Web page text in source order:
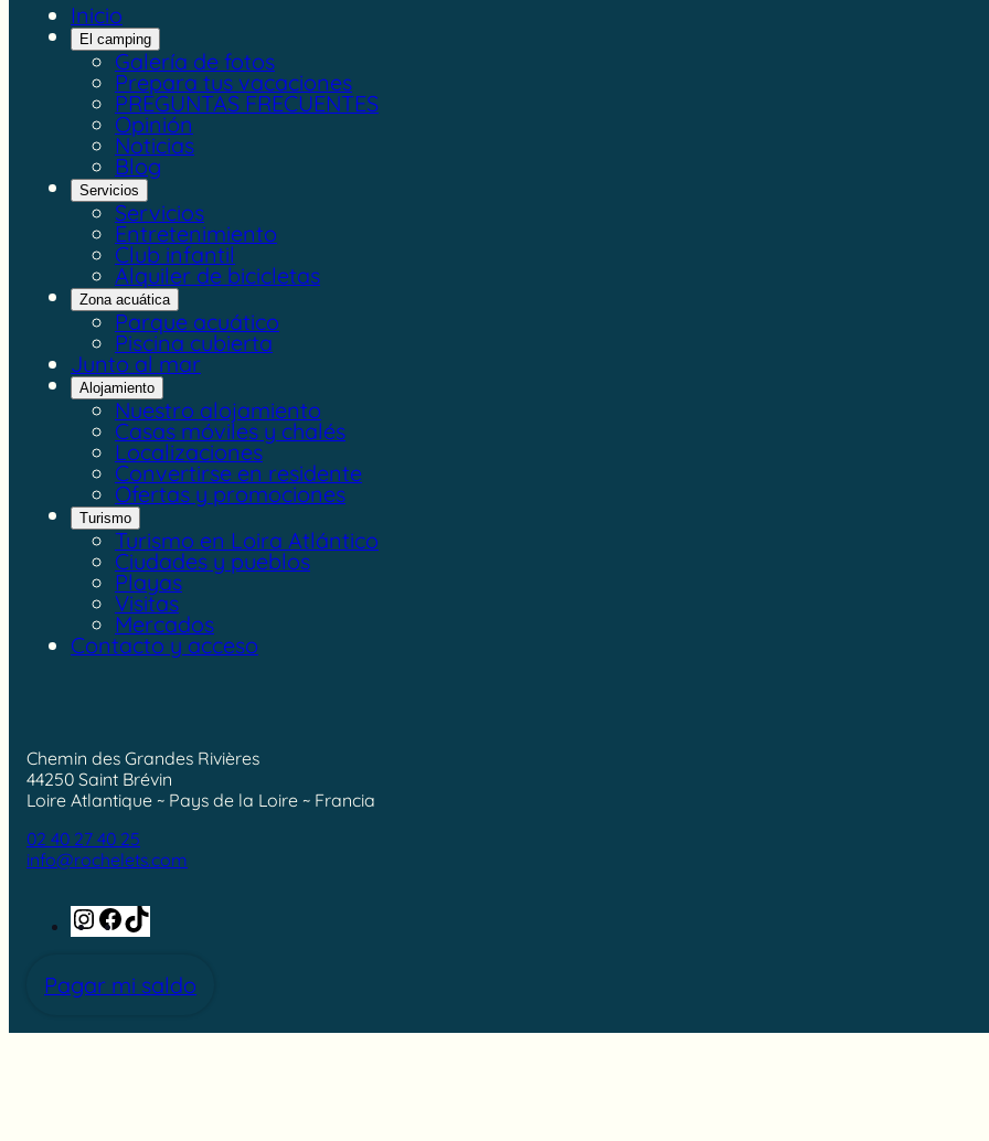
Inicio
El camping
Galería de fotos
Prepara tus vacaciones
PREGUNTAS FRECUENTES
Opinión
Noticias
Blog
Servicios
Servicios
Entretenimiento
Club infantil
Alquiler de bicicletas
Zona acuática
Parque acuático
Piscina cubierta
Junto al mar
Alojamiento
Nuestro alojamiento
Casas móviles y chalés
Localizaciones
Convertirse en residente
Ofertas y promociones
Turismo
Turismo en Loira Atlántico
Ciudades y pueblos
Playas
Visitas
Mercados
Contacto y acceso
Chemin des Grandes Rivières
44250 Saint Brévin
Loire Atlantique ~ Pays de la Loire ~ Francia
02 40 27 40 25
info@rochelets.com
Instagram
Facebook
Pagar mi saldo